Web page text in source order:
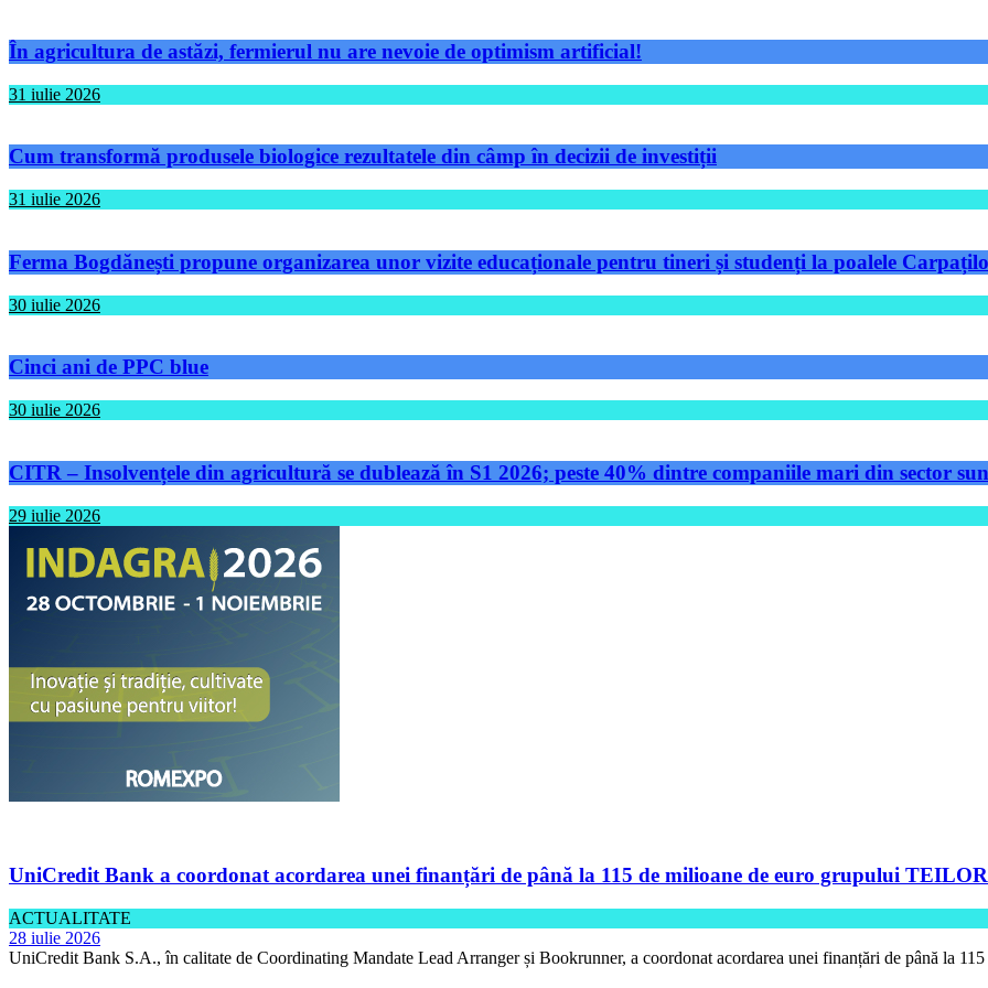
În agricultura de astăzi, fermierul nu are nevoie de optimism artificial!
31 iulie 2026
Cum transformă produsele biologice rezultatele din câmp în decizii de investiții
31 iulie 2026
Ferma Bogdănești propune organizarea unor vizite educaționale pentru tineri și studenți la poalele
30 iulie 2026
Cinci ani de PPC blue
30 iulie 2026
CITR – Insolvențele din agricultură se dublează în S1 2026; peste 40% dintre companiile mari din sector
29 iulie 2026
UniCredit Bank a coordonat acordarea unei finanțări de până la 115 de milioane de euro grupului TEILOR
ACTUALITATE
28 iulie 2026
UniCredit Bank S.A., în calitate de Coordinating Mandate Lead Arranger și Bookrunner, a coordonat acordarea unei finanțări de până la 115